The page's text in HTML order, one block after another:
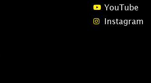
YouTube
Instagram